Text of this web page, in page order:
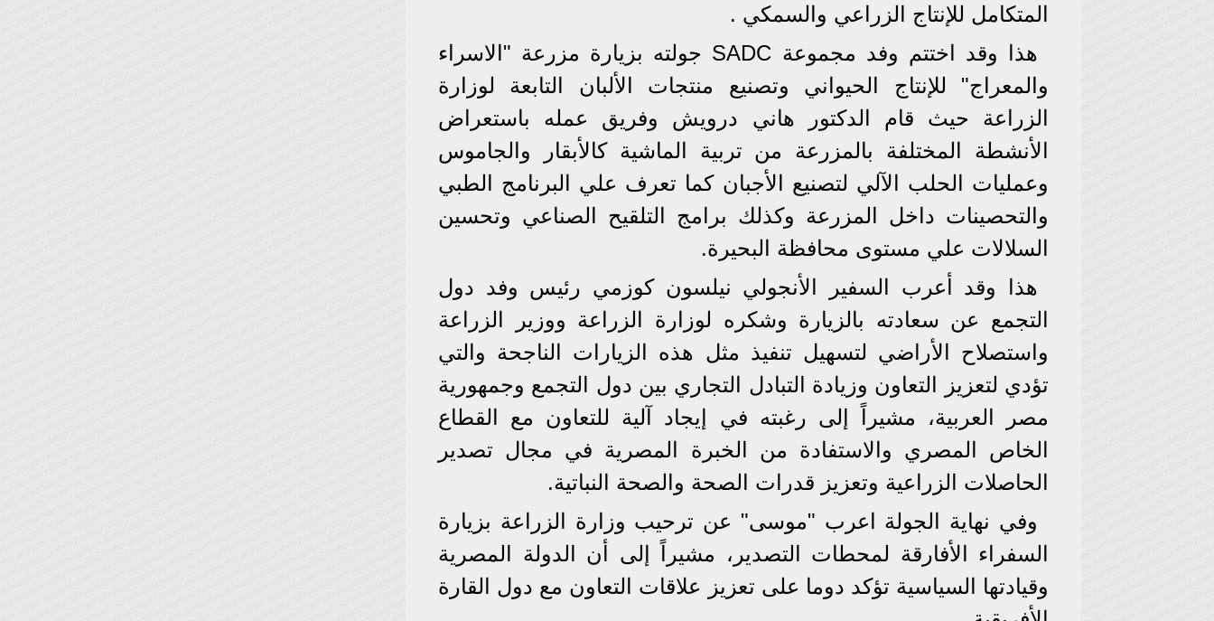
المتكامل للإنتاج الزراعي والسمكي .
هذا وقد اختتم وفد مجموعة SADC جولته بزيارة مزرعة "الاسراء
والمعراج" للإنتاج الحيواني وتصنيع منتجات الألبان التابعة لوزارة
الزراعة حيث قام الدكتور هاني درويش وفريق عمله باستعراض
الأنشطة المختلفة بالمزرعة من تربية الماشية كالأبقار والجاموس
وعمليات الحلب الآلي لتصنيع الأجبان كما تعرف علي البرنامج الطبي
والتحصينات داخل المزرعة وكذلك برامج التلقيح الصناعي وتحسين
السلالات علي مستوى محافظة البحيرة.
هذا وقد أعرب السفير الأنجولي نيلسون كوزمي رئيس وفد دول
التجمع عن سعادته بالزيارة وشكره لوزارة الزراعة ووزير الزراعة
واستصلاح الأراضي لتسهيل تنفيذ مثل هذه الزيارات الناجحة والتي
تؤدي لتعزيز التعاون وزيادة التبادل التجاري بين دول التجمع وجمهورية
مصر العربية، مشيراً إلى رغبته في إيجاد آلية للتعاون مع القطاع
الخاص المصري والاستفادة من الخبرة المصرية في مجال تصدير
الحاصلات الزراعية وتعزيز قدرات الصحة والصحة النباتية.
وفي نهاية الجولة اعرب "موسى" عن ترحيب وزارة الزراعة بزيارة
السفراء الأفارقة لمحطات التصدير، مشيراً إلى أن الدولة المصرية
وقيادتها السياسية تؤكد دوما على تعزيز علاقات التعاون مع دول القارة